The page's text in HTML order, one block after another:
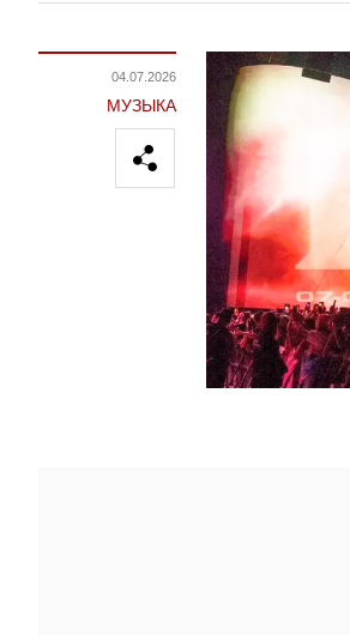
04.07.2026
МУЗЫКА